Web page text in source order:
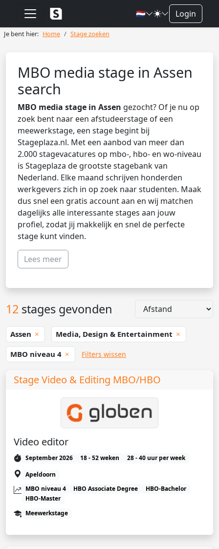
🇳🇱 Login
Je bent hier: Home Stage zoeken
MBO media stage in Assen
search
MBO media stage in Assen gezocht? Of je nu op
zoek bent naar een afstudeerstage of een
meewerkstage, een stage begint bij
Stageplaza.nl. Met een aanbod van meer dan
2.000 stagevacatures op mbo-, hbo- en wo-niveau
is Stageplaza de grootste stagebank van
Nederland. Elke maand schrijven honderden
werkgevers zich in op zoek naar studenten. Maak
dus snel een gratis account aan en wij matchen
dagelijks alle interessante stages aan jouw
profiel, zodat jij makkelijk en snel de perfecte
stage kunt vinden.
Lees meer
12 stages gevonden
Assen Media, Design & Entertainment
MBO niveau 4 Filters wissen
Stage Video & Editing MBO/HBO
Video editor
September 2026 18 - 52 weken
28 - 40 uur per week
Apeldoorn
MBO niveau 4
HBO Associate Degree
HBO-Bachelor
HBO-Master
Meewerkstage